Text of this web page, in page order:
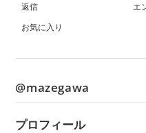
返信
エ
お気に入り
@mazegawa
プロフィール